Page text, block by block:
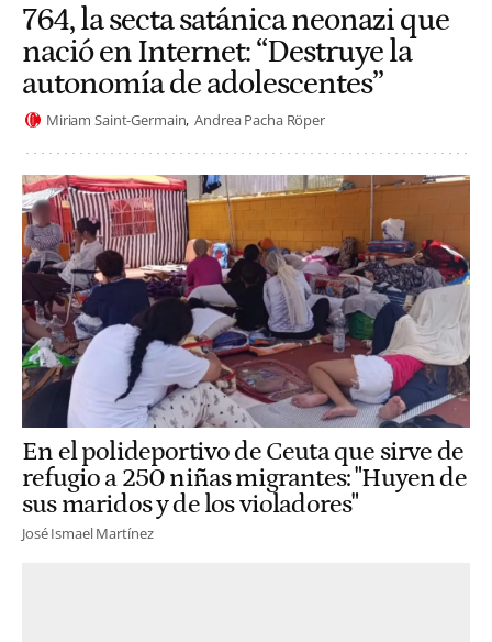
764, la secta satánica neonazi que
nació en Internet: “Destruye la
autonomía de adolescentes”
Miriam Saint-Germain Andrea Pacha Röper
En el polideportivo de Ceuta que sirve de
refugio a 250 niñas migrantes: "Huyen de
sus maridos y de los violadores"
José Ismael Martínez